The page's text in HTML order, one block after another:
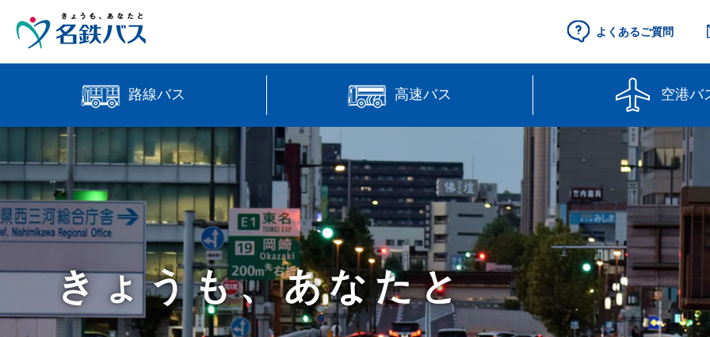
よくあるご質問
路線バス
時刻・運賃検索 路線図
バス位置情報 のりば案内
manaca 営業所案内
高速バス
高速バス（予約制） 高速バス（予約
空港バ
中部国際空港セントレア行
【直行路線】
県営名古屋空港
【直行路線】
きょうも、あなたと